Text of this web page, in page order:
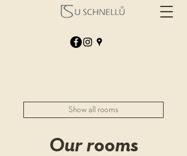
Show all rooms
Our rooms